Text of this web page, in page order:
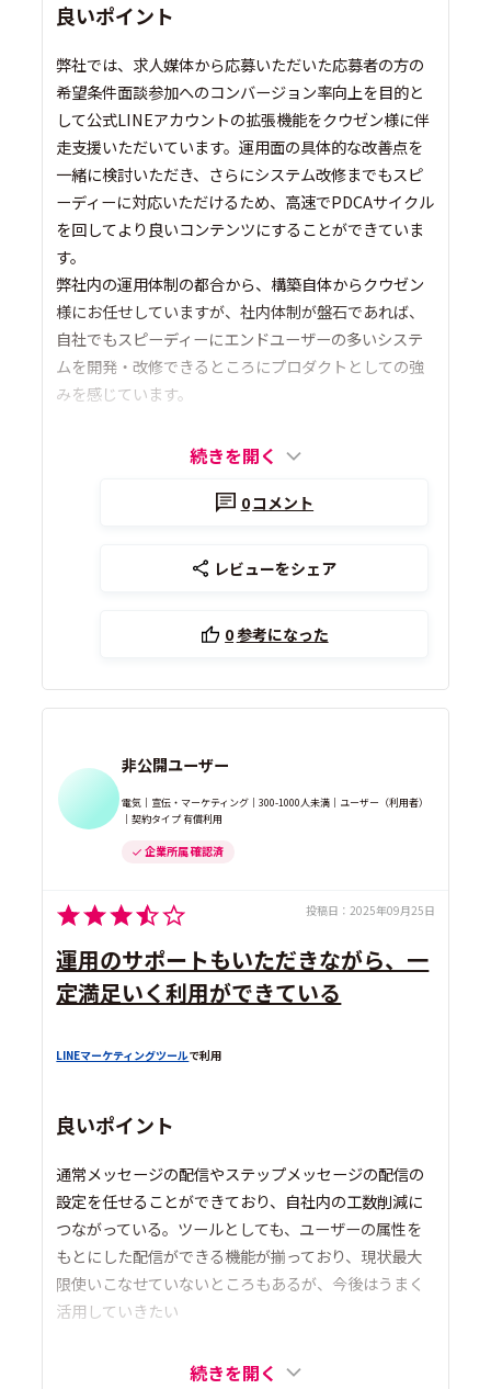
良いポイント
弊社では、求人媒体から応募いただいた応募者の方の
希望条件面談参加へのコンバージョン率向上を目的と
して公式LINEアカウントの拡張機能をクウゼン様に伴
走支援いただいています。運用面の具体的な改善点を
一緒に検討いただき、さらにシステム改修までもスピ
ーディーに対応いただけるため、高速でPDCAサイクル
を回してより良いコンテンツにすることができていま
す。
弊社内の運用体制の都合から、構築自体からクウゼン
様にお任せしていますが、社内体制が盤石であれば、
自社でもスピーディーにエンドユーザーの多いシステ
ムを開発・改修できるところにプロダクトとしての強
みを感じています。
続きを開く
0コメント
レビューをシェア
0参考になった
非公開ユーザー
電気｜宣伝・マーケティング｜300-1000人未満｜ユーザー（利用者）
｜契約タイプ 有償利用
企業所属 確認済
投稿日： 2025年09月25日
運用のサポートもいただきながら、一
定満足いく利用ができている
LINEマーケティングツールで利用
良いポイント
通常メッセージの配信やステップメッセージの配信の
設定を任せることができており、自社内の工数削減に
つながっている。ツールとしても、ユーザーの属性を
もとにした配信ができる機能が揃っており、現状最大
限使いこなせていないところもあるが、今後はうまく
活用していきたい
続きを開く